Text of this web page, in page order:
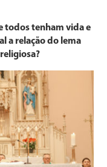
todos tenham vida e
a relação do lema